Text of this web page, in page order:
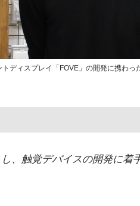
ディスプレイ「FOVE」の開発に携わっ
、触覚デバイスの開発に着